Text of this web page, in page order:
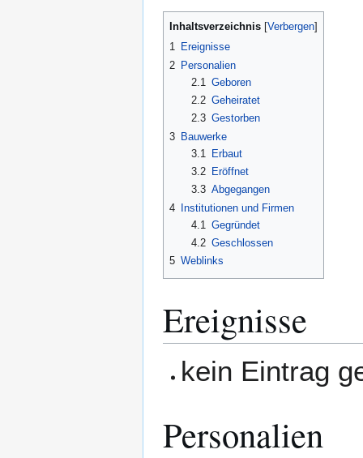
Inhaltsverzeichnis
1 Ereignisse
2 Personalien
2.1 Geboren
2.2 Geheiratet
2.3 Gestorben
3 Bauwerke
3.1
Erbaut
3.2
Eröffnet
3.3 Abgegangen
4 Institutionen und Firmen
4.1 Gegründet
4.2 Geschlossen
5 Weblinks
Ereignisse
kein Eintrag
Personalien